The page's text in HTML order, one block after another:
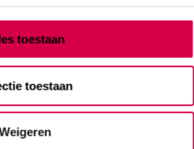
toestaan
toestaan
verband, 10cm x